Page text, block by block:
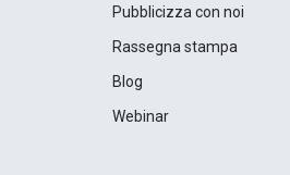
Pubblicizza con noi
Rassegna stampa
Blog
Webinar